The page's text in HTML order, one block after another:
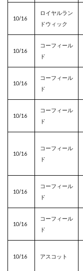
10/16
ロイヤルラン
ドウィック
10/16
コーフィール
ド
10/16
コーフィール
ド
10/16
コーフィール
ド
10/16
コーフィール
ド
10/16
コーフィール
ド
10/16
コーフィール
ド
10/16 アスコット